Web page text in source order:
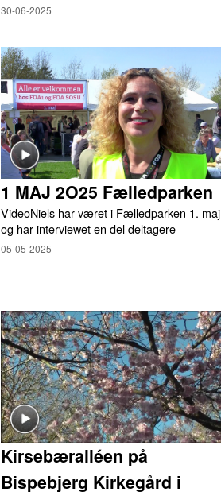
30-06-2025
1 MAJ 2O25 Fælledparken
VideoNiels har været i Fælledparken 1. maj
og har interviewet en del deltagere
05-05-2025
Kirsebæralléen på
Bispebjerg Kirkegård i